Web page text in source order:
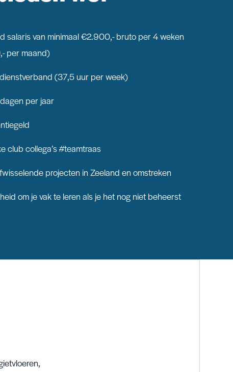
salaris van minimaal €2.900,- bruto per 4 weken
per maand)
(37,5 uur per week)
per jaar
club collega’s #teamtraas
projecten in Zeeland en omstreken
om je vak te leren als je het nog niet beheerst